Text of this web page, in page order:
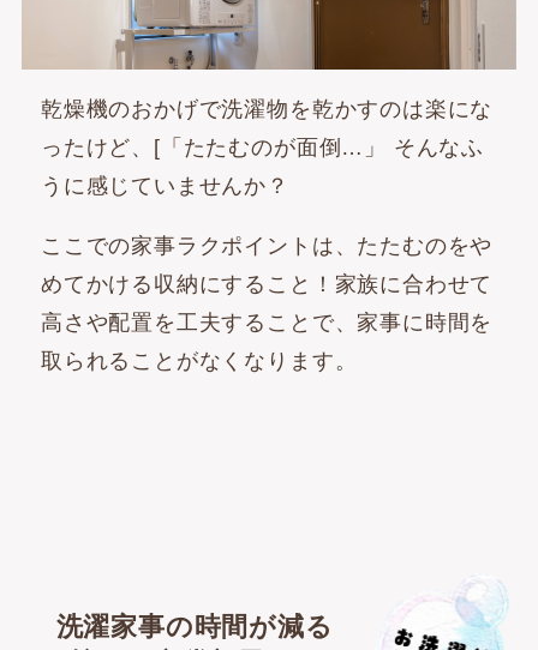
乾燥機のおかげで洗濯物を乾かすのは楽にな
ったけど、[「たたむのが面倒…」 そんなふ
うに感じていませんか？
ここでの家事ラクポイントは、たたむのをや
めてかける収納にすること！家族に合わせて
高さや配置を工夫することで、家事に時間を
取られることがなくなります。
洗濯家事の時間が減る